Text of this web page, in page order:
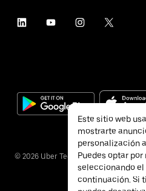
© 2026 Uber Technologies Inc.
Este sitio web
mostrarte
personalización
Puedes optar
seleccionando
continuación. Si